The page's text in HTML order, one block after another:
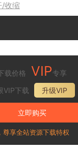
/收缩
载价格 VIP专享
VIP下载
升级VIP
立即购买
尊享全站资源下载特权